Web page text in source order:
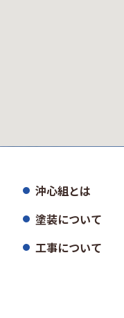
沖心組とは
塗装について
工事について